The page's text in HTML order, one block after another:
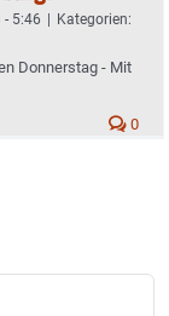
- 5:46 | Kategorien:
Donnerstag - Mit
0